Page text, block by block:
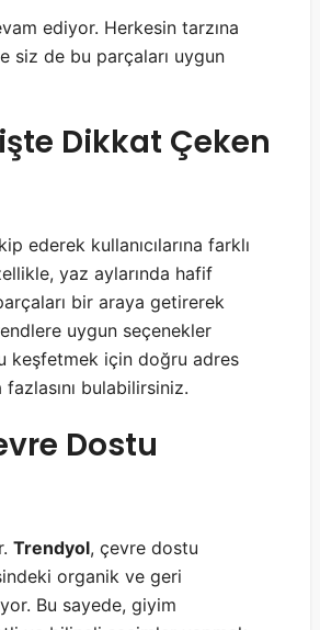
ediyor. Herkesin tarzına
siz de bu parçaları uygun
Dikkat Çeken
ederek kullanıcılarına farklı
yaz aylarında hafif
bir araya getirerek
uygun seçenekler
keşfetmek için doğru adres
bulabilirsiniz.
Dostu
Trendyol, çevre dostu
organik ve geri
Bu sayede, giyim